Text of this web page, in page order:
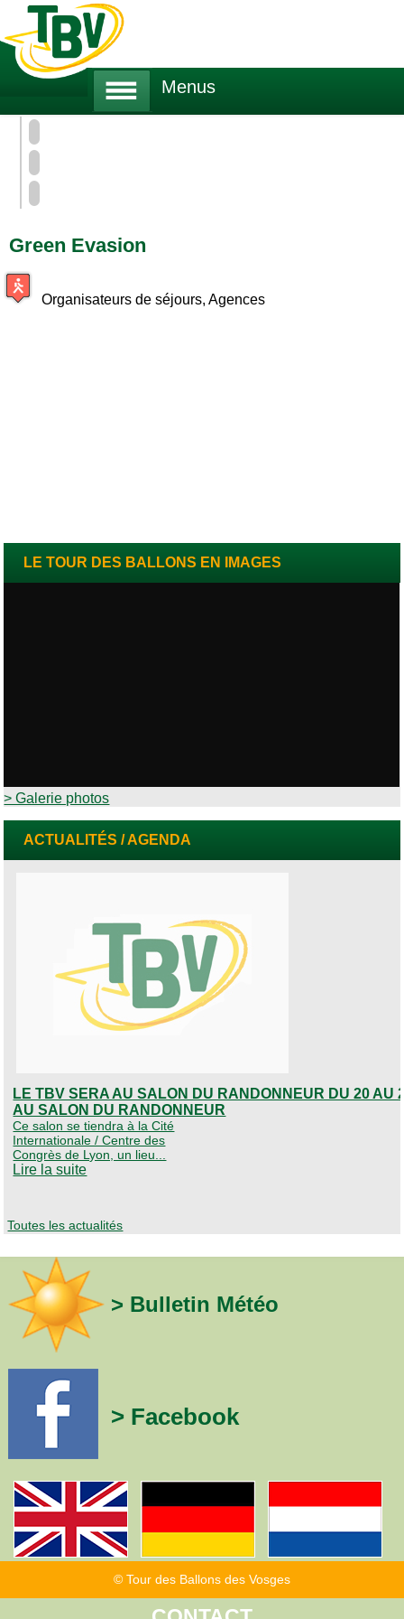
Menus
Green Evasion
Organisateurs de séjours, Agences
LE TOUR DES BALLONS EN IMAGES
> Galerie photos
ACTUALITÉS / AGENDA
LE TBV SERA AU SALON DU RANDONNEUR DU 20 AU
AU SALON DU RANDONNEUR
Ce salon se tiendra à la Cité
Internationale / Centre des
Congrès de Lyon, un lieu...
Lire la suite
Toutes les actualités
> Bulletin Météo
> Facebook
© Tour des Ballons des Vosges